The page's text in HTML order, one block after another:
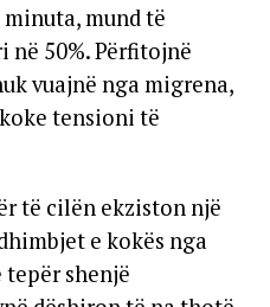
minuta, mund të
50%. Përfitojnë
vuajnë nga migrena,
tensioni të
të cilën ekziston një
e kokës nga
shenjë